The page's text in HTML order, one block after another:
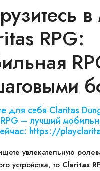
RPG:
для себя Claritas
– лучший
https://
увлекательную
устройства, то Claritas